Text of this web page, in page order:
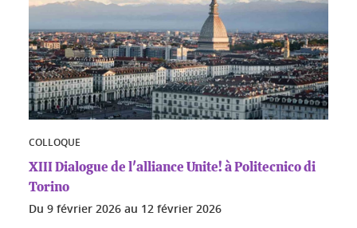
COLLOQUE
XIII Dialogue de l'alliance Unite! à Politecnico di
Torino
Du 9 février 2026 au 12 février 2026